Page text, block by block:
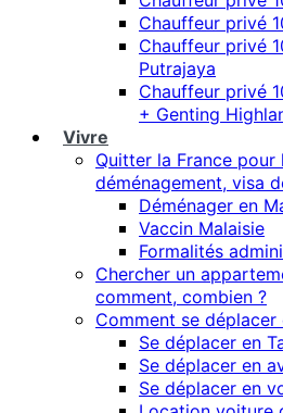
Chauffeur privé
Chauffeur privé
Putrajaya
Chauffeur privé
+ Genting
Vivre
Quitter la France pour
déménagement, visa
Déménager en
Vaccin Malaisie
Formalités
Chercher un
comment, combien ?
Comment se déplacer
Se déplacer en
Se déplacer en
Se déplacer en